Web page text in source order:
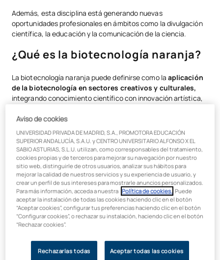
Ventajas y desventajas de la biotecnología naranja
Salidas profesionales en biotecnología naranja
El papel estratégico de la biotecnología naranja
Además, esta disciplina está generando nuevas
oportunidades profesionales en ámbitos como la divulgación
científica, la educación y la comunicación de la ciencia.
¿Qué es la biotecnología naranja?
La biotecnología naranja puede definirse como la aplicación
de la biotecnología en sectores creativos y culturales,
integrando conocimiento científico con innovación artística,
naranja, que engloba industrias culturales y creativas. En
este contexto, la biotecnología naranja incorpora la ciencia
como parte del proceso creativo, generando nuevas formas
de expresión, aprendizaje e innovación. No se trata solo de
producir bienes o servicios, sino de generar valor a través de
la creatividad aplicada a la ciencia.
Características de la
biotecnología naranja
La biotecnología naranja se distingue por un conjunto de
Aviso de cookies
UNIVERSIDAD PRIVADA DE MADRID, S.A., PROMOTORA EDUCACIÓN
SUPERIOR ANDALUCÍA, S.A.U. y CENTRO UNIVERSITARIO ALFONSO X EL
SABIO ASTURIAS, S.L.U. utilizan, como corresponsables del tratamiento,
cookies propias y de terceros para mejorar su navegación por nuestro
sitio web, distinguirle de otros usuarios, analizar sus hábitos para
mejorar la calidad de nuestros servicios y su experiencia de usuario, y
crear un perfil de sus intereses para mostrarle anuncios personalizados.
Para más información, acceda a nuestra Política de cookies. . Puede
aceptar la instalación de todas las cookies haciendo clic en el botón
“Aceptar cookies”, configurar tus preferencias haciendo clic en el botón
“Configurar cookies”, o rechazar su instalación, haciendo clic en el botón
“Rechazar cookies”.
Rechazarlas todas Aceptar todas las cookies